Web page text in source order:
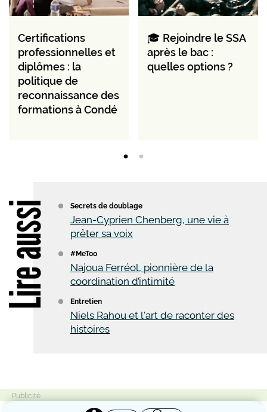
Secrets de doublage
Jean-Cyprien Chenberg, une vie à
prêter sa voix
#MeToo
Najoua Ferréol, pionnière de la
coordination d’intimité
Entretien
Niels Rahou et l'art de raconter des
histoires
Certifications
professionnelles et
diplômes : la
politique de
reconnaissance des
formations à Condé
🎓 Rejoindre le SSA
après le bac :
quelles options ?